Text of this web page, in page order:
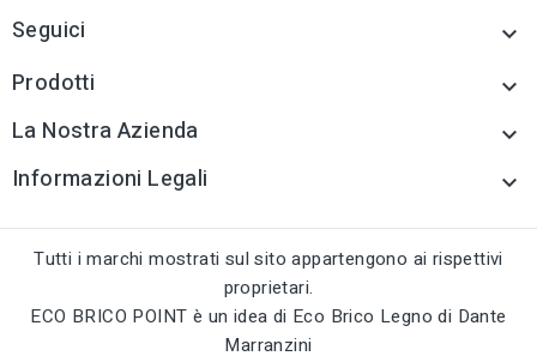
Seguici 
Prodotti 
La Nostra Azienda 
Informazioni Legali 
Tutti i marchi mostrati sul sito appartengono ai rispettivi
proprietari.
ECO BRICO POINT è un idea di Eco Brico Legno di Dante
Marranzini